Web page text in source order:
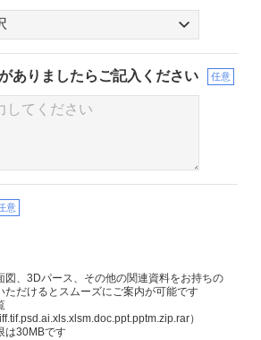
ありましたらご記入ください 任意
意
、3Dパース、その他の関連資料をお持ちの
ただけるとスムーズにご案内が可能です
）
は30MBです